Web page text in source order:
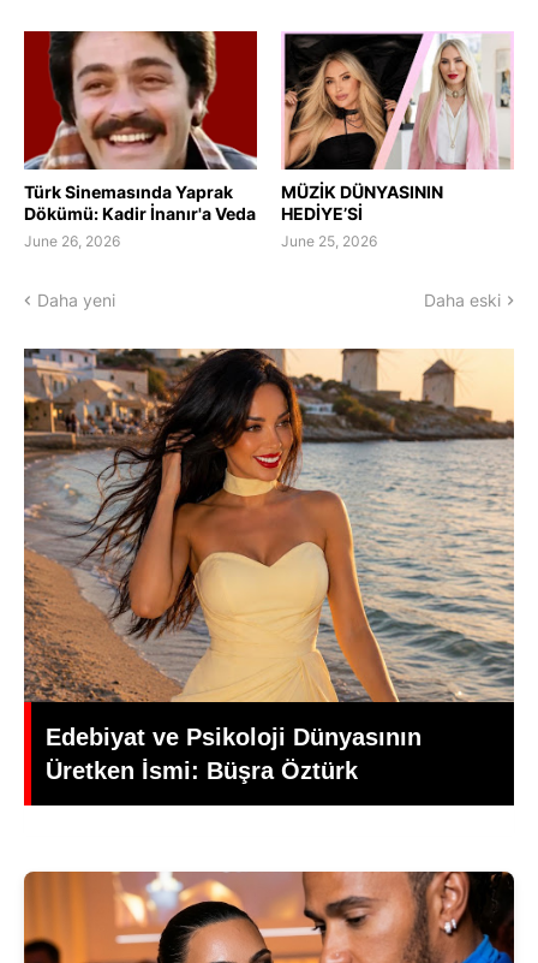
Türk Sinemasında Yaprak
Dökümü: Kadir İnanır'a Veda
June 26, 2026
MÜZİK DÜNYASININ
HEDİYE’Sİ
June 25, 2026
Daha yeni Daha eski
Yeşilçam’da Yas: Kadir İnanır Hayatını
Kaybetti, Yönetmen Mehmet Ali
Gündoğdu’dan Duygusal Veda